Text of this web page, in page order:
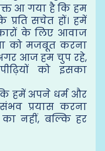
आ गया है कि हम
सचेत हों। हमें
के लिए आवाज
को मजबूत करना
आज हम चुप रहे,
को इसका
हमें अपने धर्म और
प्रयास करना
का नहीं, बल्कि हर